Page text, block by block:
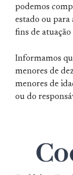
podemos
estado ou
fins de atuação
Informamos
menores de
menores de
ou do